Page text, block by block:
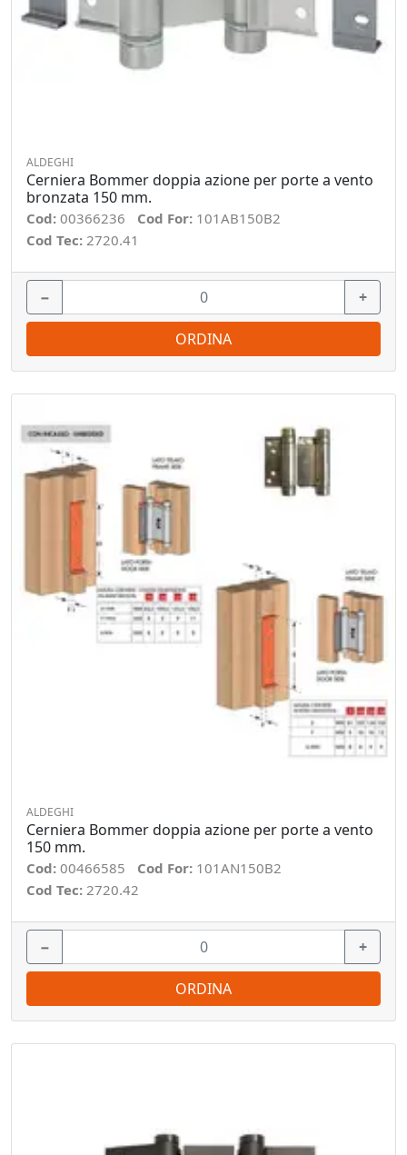
ALDEGHI
Cerniera Bommer doppia azione per porte a vento
bronzata 150 mm.
Cod: 00366236 Cod For: 101AB150B2
Cod Tec: 2720.41
− +
ORDINA
ALDEGHI
Cerniera Bommer doppia azione per porte a vento
150 mm.
Cod: 00466585 Cod For: 101AN150B2
Cod Tec: 2720.42
− +
ORDINA